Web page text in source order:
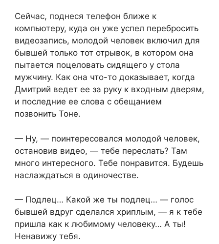
Сейчас, поднеся телефон ближе к
компьютеру, куда он уже успел перебросить
видеозапись, молодой человек включил для
бывшей только тот отрывок, в котором она
пытается поцеловать сидящего у стола
мужчину. Как она что-то доказывает, когда
Дмитрий ведет ее за руку к входным дверям,
и последние ее слова с обещанием
позвонить Тоне.
— Ну, — поинтересовался молодой человек,
остановив видео, — тебе переслать? Там
много интересного. Тебе понравится. Будешь
наслаждаться в одиночестве.
— Подлец… Какой же ты подлец… — голос
бывшей вдруг сделался хриплым, — я к тебе
пришла как к любимому человеку… А ты!
Ненавижу тебя.